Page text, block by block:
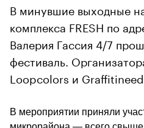
В минувшие выходные
комплекса FRESH по
Валерия Гассия 4/7
фестиваль.
Loopcolors и
В мероприятии приняли